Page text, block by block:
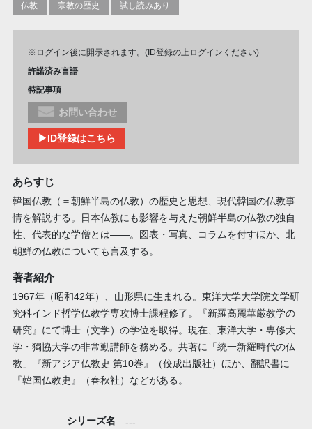
仏教 宗教の歴史 試し読みあり
※ログイン後に開示されます。(ID登録の上ログインください)
許諾済み言語
特記事項
お問い合わせ
▶ID登録はこちら
あらすじ
韓国仏教（＝朝鮮半島の仏教）の歴史と思想、現代韓国の仏教事
情を解説する。日本仏教にも影響を与えた朝鮮半島の仏教の独自
性、代表的な学僧とは――。図表・写真、コラムを付すほか、北
朝鮮の仏教についても言及する。
著者紹介
1967年（昭和42年）、山形県に生まれる。東洋大学大学院文学研
究科インド哲学仏教学専攻博士課程修了。『新羅高麗華厳教学の
研究』にて博士（文学）の学位を取得。現在、東洋大学・専修大
学・獨協大学の非常勤講師を務める。共著に「統一新羅時代の仏
教」『新アジア仏教史 第10巻』（佼成出版社）ほか、翻訳書に
『韓国仏教史』（春秋社）などがある。
シリーズ名 ---